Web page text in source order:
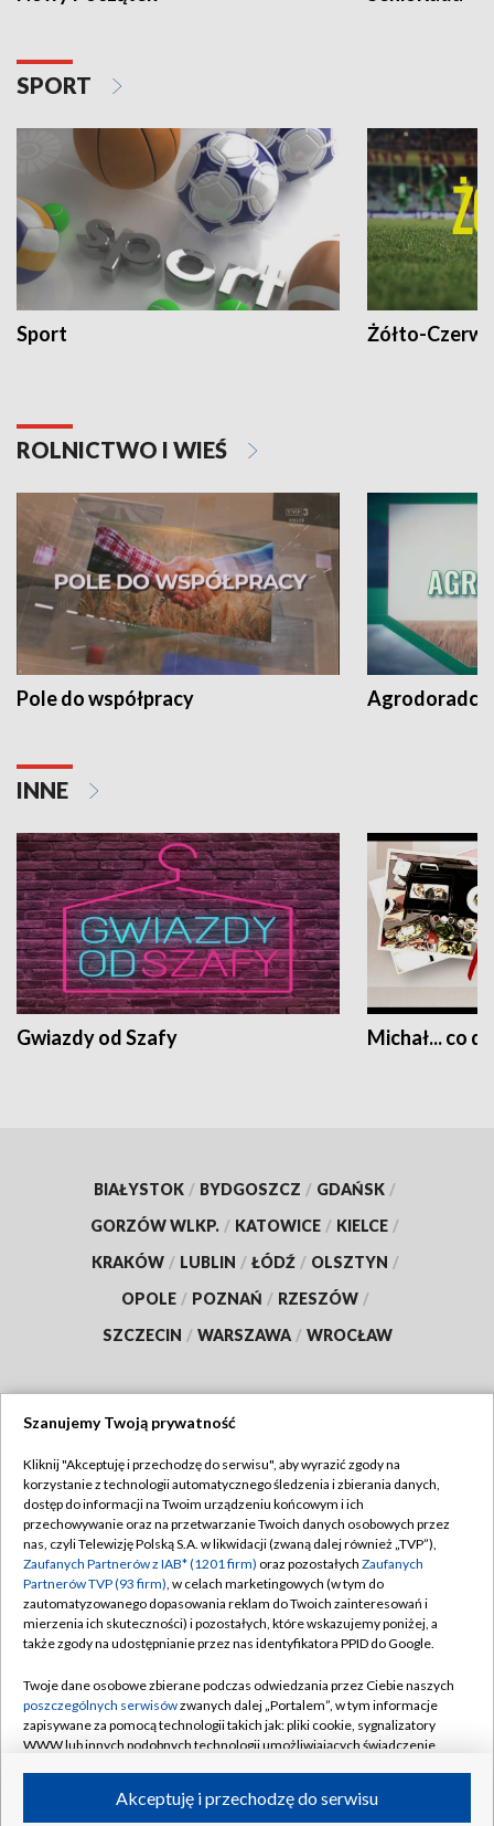
SPORT
Sport Żółto-
ROLNICTWO I WIEŚ
Pole do współpracy Agrodoradcy
INNE
Gwiazdy od Szafy Michał... co
BIAŁYSTOK / BYDGOSZCZ / GDAŃSK /
GORZÓW WLKP. / KATOWICE / KIELCE /
KRAKÓW / LUBLIN / ŁÓDŹ / OLSZTYN /
OPOLE / POZNAŃ / RZESZÓW /
SZCZECIN / WARSZAWA / WROCŁAW
TVP
Abonament TVP
Emisja w TVP
Centrum informacji TVP
Naziemna Telewizja Cyfrowa
Rada Programowa
System NOS
Informacje o nadawcy
Program dla prasy
Regulamin TVP
Polityka prywatności
Moje zgody
Pomoc
Kontakt
Kanały
Szanujemy Twoją prywatność
Kliknij "Akceptuję i przechodzę do serwisu", aby wyrazić zgody na
korzystanie z technologii automatycznego śledzenia i zbierania danych,
dostęp do informacji na Twoim urządzeniu końcowym i ich
przechowywanie oraz na przetwarzanie Twoich danych osobowych przez
nas, czyli Telewizję Polską S.A. w likwidacji (zwaną dalej również „TVP”),
Zaufanych Partnerów z IAB* (1201 firm) oraz pozostałych Zaufanych
Partnerów TVP (93 firm), w celach marketingowych (w tym do
zautomatyzowanego dopasowania reklam do Twoich zainteresowań i
mierzenia ich skuteczności) i pozostałych, które wskazujemy poniżej, a
także zgody na udostępnianie przez nas identyfikatora PPID do Google.
Twoje dane osobowe zbierane podczas odwiedzania przez Ciebie naszych
poszczególnych serwisówzwanych dalej „Portalem”, w tym informacje
zapisywane za pomocą technologii takich jak: pliki cookie, sygnalizatory
WWW lub innych podobnych technologii umożliwiających świadczenie
ruchu w Internecie.Akceptuję i przechodzę do serwisu